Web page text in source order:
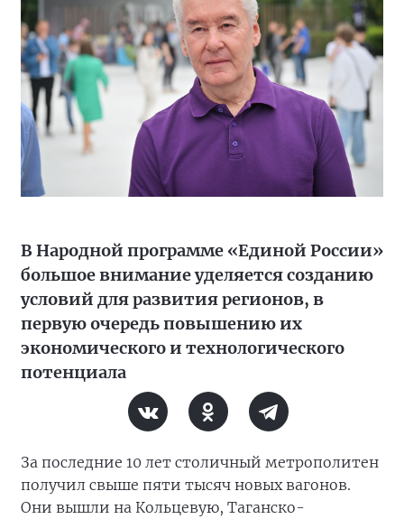
В Народной программе «Единой России»
большое внимание уделяется созданию
условий для развития регионов, в
первую очередь повышению их
экономического и технологического
потенциала
За последние 10 лет столичный метрополитен
получил свыше пяти тысяч новых вагонов.
Они вышли на Кольцевую, Таганско-